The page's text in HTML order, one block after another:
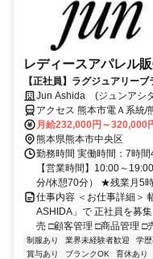
レディースアパレル
【正社員】ラグジュアリー
122日＋夏・冬休暇★サポー
Jun Ashida (ジュンアシ
アクセス 熊本市電Ａ系統/
電Ａ系統/熊本市電Ｂ系統
電Ｂ系統 熊本城・市役所
月給232,000円～320,000
熊本県熊本市中央区
勤務時間 実働時間：7時
【営業時間】10:00～
分/休憩70分） ★残業月5時
仕事内容 ＜お仕事詳細＞
ASHIDA」で 正社員を募
売 □顧客管理 □商品管理 □
制服あり 業界未経験者歓迎 学
賞与あり
ブランクOK 育休あり